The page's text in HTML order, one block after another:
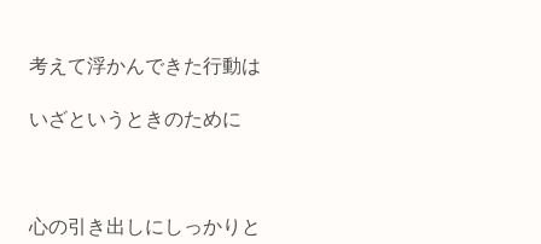
考えて浮かんできた行動は
いざというときのために
心の引き出しにしっかりと